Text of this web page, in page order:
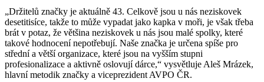
„Držitelů značky je aktuálně 43. Celkově jsou u nás neziskovek
desetitisíce, takže to může vypadat jako kapka v moři, je však třeba
brát v potaz, že většina neziskovek u nás jsou malé spolky, které
takové hodnocení nepotřebují. Naše značka je určena spíše pro
střední a větší organizace, které jsou na vyšším stupni
profesionalizace a aktivně oslovují dárce,“ vysvětluje Aleš Mrázek,
hlavní metodik značky a viceprezident AVPO ČR.